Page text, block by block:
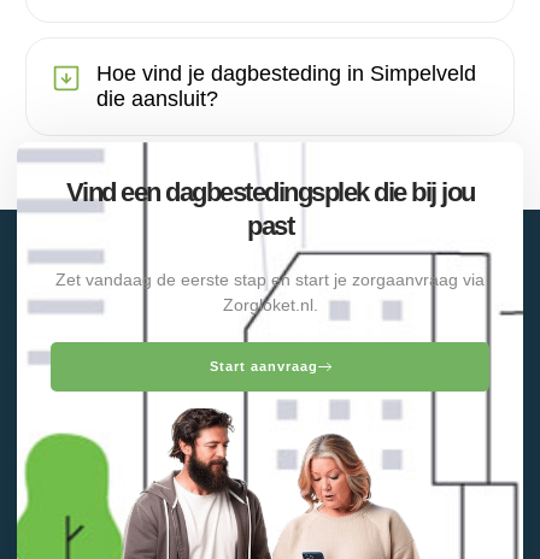
Hoe vind je dagbesteding in Simpelveld
die aansluit?
Vind een dagbestedingsplek die bij jou
past
Zet vandaag de eerste stap en start je zorgaanvraag via
Zorgloket.nl.
Start aanvraag